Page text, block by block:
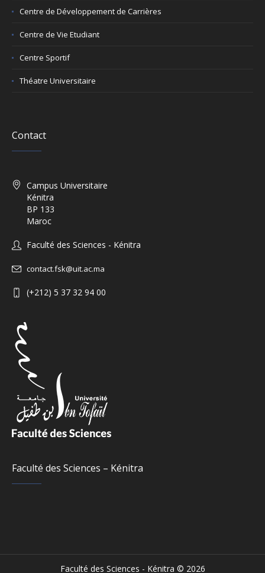
Centre de Développement de Carrières
Centre de Vie Etudiant
Centre Sportif
Théatre Universitaire
Contact
Campus Universitaire
Kénitra
BP 133
Maroc
Faculté des Sciences - Kénitra
contact.fsk@uit.ac.ma
(+212) 5 37 32 94 00
Faculté des Sciences – Kénitra
Faculté des Sciences - Kénitra © 2026